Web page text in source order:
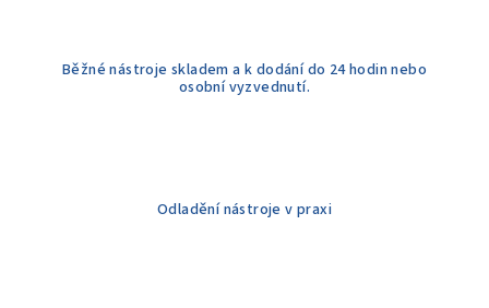
v
u
Běžné nástroje skladem a k dodání do 24 hodin nebo
osobní vyzvednutí.
Odladění nástroje v praxi